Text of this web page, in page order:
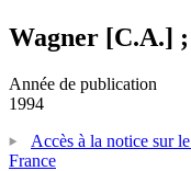
Wagner [C.A.]
Année de publication
1994
Accès à la notice sur
France